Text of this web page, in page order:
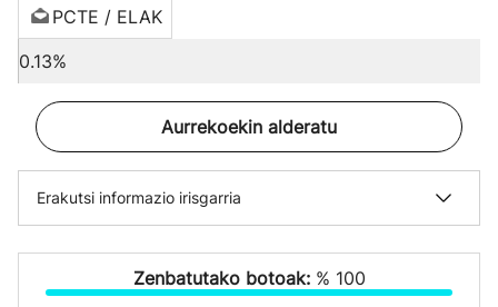
PCTE / ELAK
0.13%
Aurrekoekin alderatu
Erakutsi informazio irisgarria
Zenbatutako botoak: % 100